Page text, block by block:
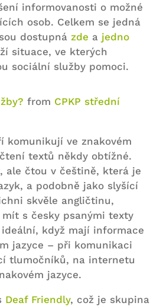
informovanosti o možné
osob. Celkem se jedná
dostupná zde a jedno
situace, ve kterých
sociální služby pomoci.
from CPKP střední
komunikují ve znakovém
textů někdy obtížné.
ale čtou v češtině, která je
a podobně jako slyšící
skvěle angličtinu,
s česky psanými texty
když mají informace
jazyce – při komunikaci
tlumočníků, na internetu
jazyce.
Deaf Friendly, což je skupina